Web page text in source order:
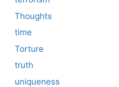
Thoughts
time
Torture
truth
uniqueness